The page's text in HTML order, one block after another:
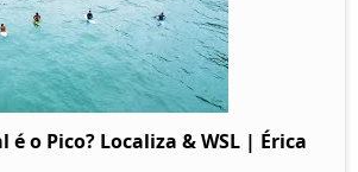
é o Pico? Localiza & WSL | Érica